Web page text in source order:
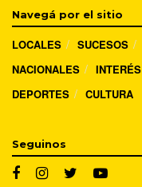
Navegá por el sitio
LOCALES SUCESOS
NACIONALES
DEPORTES
CULTURA
Seguinos